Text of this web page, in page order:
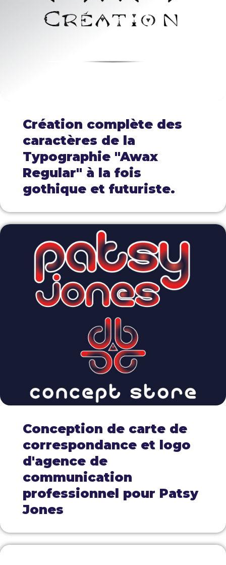
Création complète des
caractères de la
Typographie "Awax
Regular" à la fois
gothique et futuriste.
Conception de carte de
correspondance et logo
d'agence de
communication
professionnel pour Patsy
Jones